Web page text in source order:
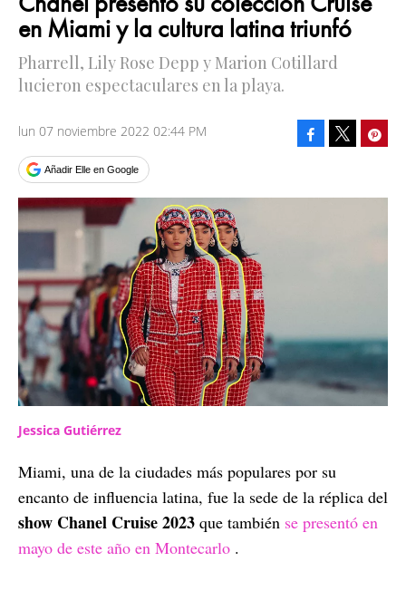
en Miami y la cultura latina triunfó
Pharrell, Lily Rose Depp y Marion Cotillard
lucieron espectaculares en la playa.
lun 07 noviembre 2022 02:44 PM
Añadir Elle en Google
Facebook
Jessica Gutiérrez
Miami, una de la ciudades más populares por su
encanto de influencia latina, fue la sede de la réplica del
show Chanel Cruise 2023 que también se presentó en
mayo de este año en Montecarlo .